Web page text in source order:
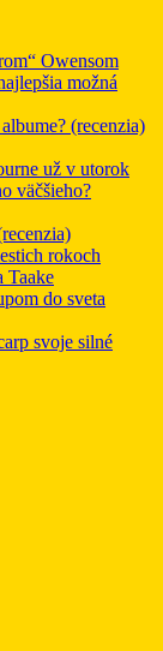
Owensom
možná
(recenzia)
už v utorok
väčšieho?
rokoch
Taake
do sveta
svoje silné